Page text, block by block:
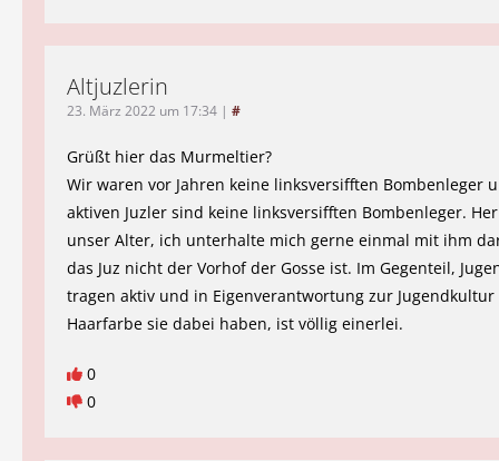
Altjuzlerin
23. März 2022 um 17:34 | #
Grüßt hier das Murmeltier?
Wir waren vor Jahren keine linksversifften Bombenleger
aktiven Juzler sind keine linksversifften Bombenleger.
unser Alter, ich unterhalte mich gerne einmal mit ihm
das Juz nicht der Vorhof der Gosse ist. Im Gegenteil,
tragen aktiv und in Eigenverantwortung zur Jugendkultur
Haarfarbe sie dabei haben, ist völlig einerlei.
0
0